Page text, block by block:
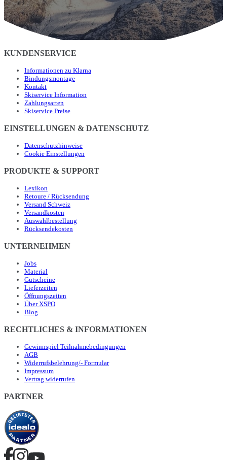
KUNDENSERVICE
Informationen zu Klarna
Bindungsmontage
Kontakt
Skiservice Information
Zahlungsarten
Skiservice Preise
EINSTELLUNGEN & DATENSCHUTZ
Datenschutzhinweise
Cookie Einstellungen
PRODUKTE & SUPPORT
Lexikon
Retoure / Rücksendung
Versand Schweiz
Versandkosten
Auswahlbestellung
Rücksendekosten
UNTERNEHMEN
Jobs
Material
Gutscheine
Lieferzeiten
Öffnungszeiten
Über XSPO
Blog
RECHTLICHES & INFORMATIONEN
Gewinnspiel Teilnahmebedingungen
AGB
Widerrufsbelehrung/- Formular
Impressum
Vertrag widerrufen
PARTNER